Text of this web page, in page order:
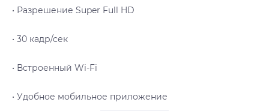
• Разрешение Super Full HD
• 30 кадр/сек
• Встроенный Wi-Fi
• Удобное мобильное приложение